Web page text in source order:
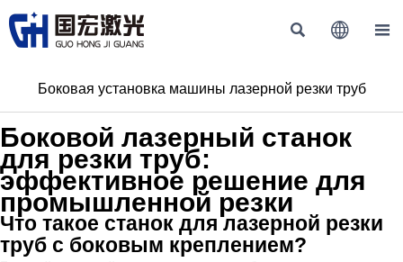
  
Боковая установка машины лазерной резки труб
Боковой лазерный станок
для резки труб:
эффективное решение для
промышленной резки
Что такое станок для лазерной резки
труб с боковым креплением?